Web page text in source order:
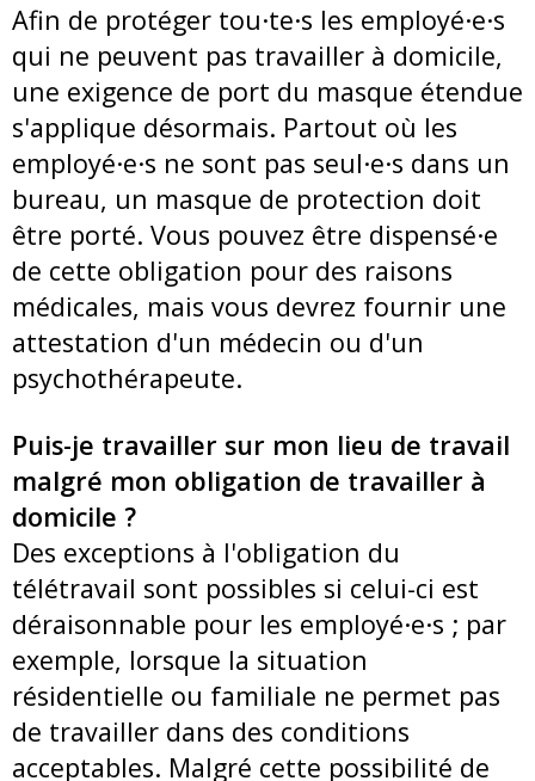
Afin de protéger tou·te·s les employé·e·s
qui ne peuvent pas travailler à domicile,
une exigence de port du masque étendue
s'applique désormais. Partout où les
employé·e·s ne sont pas seul·e·s dans un
bureau, un masque de protection doit
être porté. Vous pouvez être dispensé·e
de cette obligation pour des raisons
médicales, mais vous devrez fournir une
attestation d'un médecin ou d'un
psychothérapeute.
Puis-je travailler sur mon lieu de travail
malgré mon obligation de travailler à
domicile ?
Des exceptions à l'obligation du
télétravail sont possibles si celui-ci est
déraisonnable pour les employé·e·s ; par
exemple, lorsque la situation
résidentielle ou familiale ne permet pas
de travailler dans des conditions
acceptables. Malgré cette possibilité de